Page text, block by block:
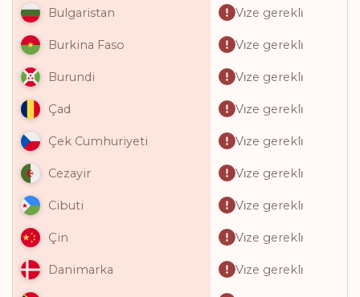
Bulgaristan Vi̇ze gerekli̇
Burkina Faso Vi̇ze gerekli̇
Burundi Vi̇ze gerekli̇
Çad Vi̇ze gerekli̇
Çek Cumhuriyeti Vi̇ze gerekli̇
Cezayir Vi̇ze gerekli̇
Cibuti Vi̇ze gerekli̇
Çin Vi̇ze gerekli̇
Danimarka Vi̇ze gerekli̇